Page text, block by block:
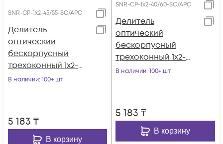
SNR-CP-1x2-45/55-SC/APC
Делитель
оптический
бескорпусный
трехоконный 1х2-
45/55 SC/APC
В наличии: 100+ шт
5 183 ₸
В корзину
SNR-CP-1x2-40/60-SC/APC
Делитель
оптический
бескорпусный
трехоконный 1х2-
40/60 SC/APC
В наличии: 100+ шт
5 183 ₸
В корзину